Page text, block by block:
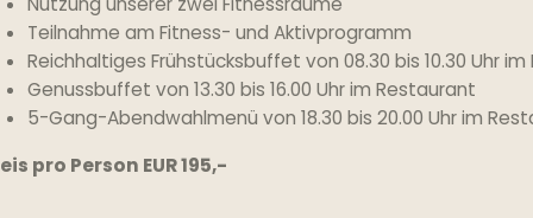
Teilnahme am Fitness- und Aktivprogramm
Reichhaltiges Frühstücksbuffet von 08.30 bis 10.30 Uhr
Genussbuffet von 13.30 bis 16.00 Uhr im Restaurant
5-Gang-Abendwahlmenü von 18.30 bis 20.00 Uhr im
pro Person EUR 195,-